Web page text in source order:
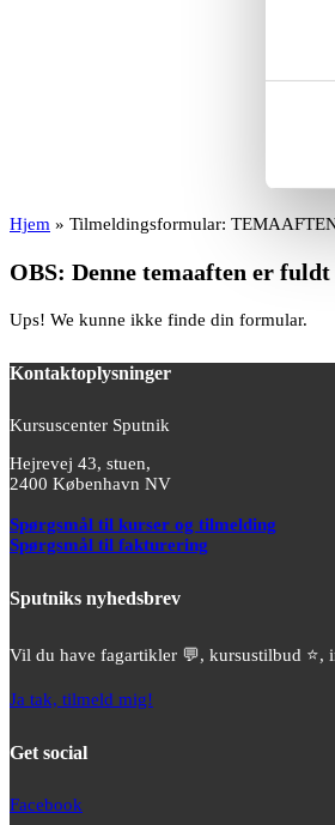
Hjem » Tilmeldingsformular:
OBS: Denne temaaften er
Ups! We kunne ikke finde din formular.
Kontaktoplysninger
Kursuscenter Sputnik
Hejrevej 43, stuen,
2400 København NV
Spørgsmål til kurser og tilmelding
Spørgsmål til fakturering
Sputniks nyhedsbrev
Vil du have fagartikler 💬, kursustilbud ⭐️,
Ja tak, tilmeld mig!
Get social
Facebook